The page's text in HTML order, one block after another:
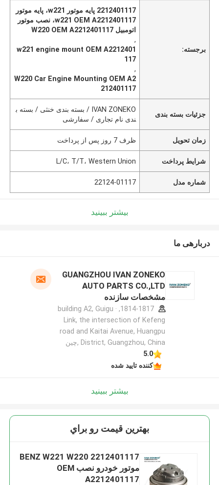
برجسته:
2212401117 پایه موتور w221، پایه موتور
w221 OEM A2212401117، نصب موتور
اتومبیل W220 OEM A2212401117
,
w221 engine mount OEM A2212401
117
,
W220 Car Engine Mounting OEM A2
212401117
جزئیات بسته بندی
IVAN ZONEKO / بسته بندی خنثی / بسته ب
ندی نام تجاری / سفارشی
زمان تحویل ظرف 7 روز پس از پرداخت
شرایط پرداخت L/C، T/T، Western Union
شماره مدل 22124-01117
بیشتر ببینید
دربارهی ما
GUANGZHOU IVAN ZONEKO
AUTO PARTS CO.,LTD
مشخصات سازنده
1814-1817, building A2, Guigu ·
Link, the intersection of Kefeng
road and Kaitai Avenue, Huangpu
District, Guangzhou, China ,چین
5.0
کننده تایید شده
بیشتر ببینید
بهترين قيمت رو براي
2212401117 BENZ W221 W220
موتور خودرو نصب OEM
A2212401117